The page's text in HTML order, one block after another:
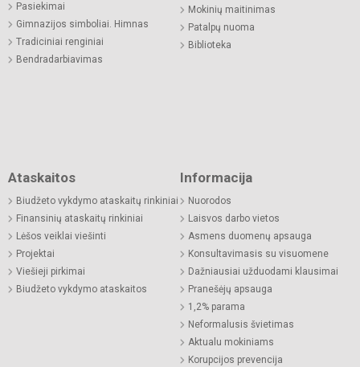
Pasiekimai
Gimnazijos simboliai. Himnas
Tradiciniai renginiai
Bendradarbiavimas
Mokinių maitinimas
Patalpų nuoma
Biblioteka
Ataskaitos
Biudžeto vykdymo ataskaitų rinkiniai
Finansinių ataskaitų rinkiniai
Lėšos veiklai viešinti
Projektai
Viešieji pirkimai
Biudžeto vykdymo ataskaitos
Informacija
Nuorodos
Laisvos darbo vietos
Asmens duomenų apsauga
Konsultavimasis su visuomene
Dažniausiai užduodami klausimai
Pranešėjų apsauga
1,2% parama
Neformalusis švietimas
Aktualu mokiniams
Korupcijos prevencija